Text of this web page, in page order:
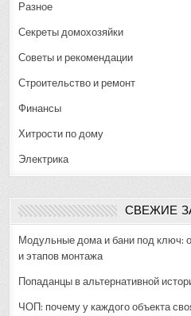
Разное
Секреты домохозяйки
Советы и рекомендации
Строительство и ремонт
Финансы
Хитрости по дому
Электрика
СВЕЖИЕ
Модульные дома и бани под ключ:
и этапов монтажа
Попаданцы в альтернативной
ЧОП: почему у каждого объекта